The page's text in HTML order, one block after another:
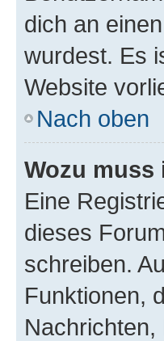
dich an
wurdest. Es
Website
Nach oben
Wozu
Eine
dieses
schreiben.
Funktionen,
Nachrichten,